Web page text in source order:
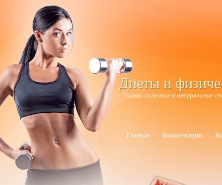
Диеты и
Только полезные и натуральные
Главная Комментарии